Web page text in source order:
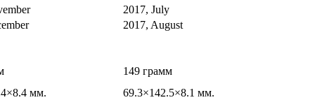
2017, July
2017, August
149 грамм
мм.
69.3×142.5×8.1 мм.